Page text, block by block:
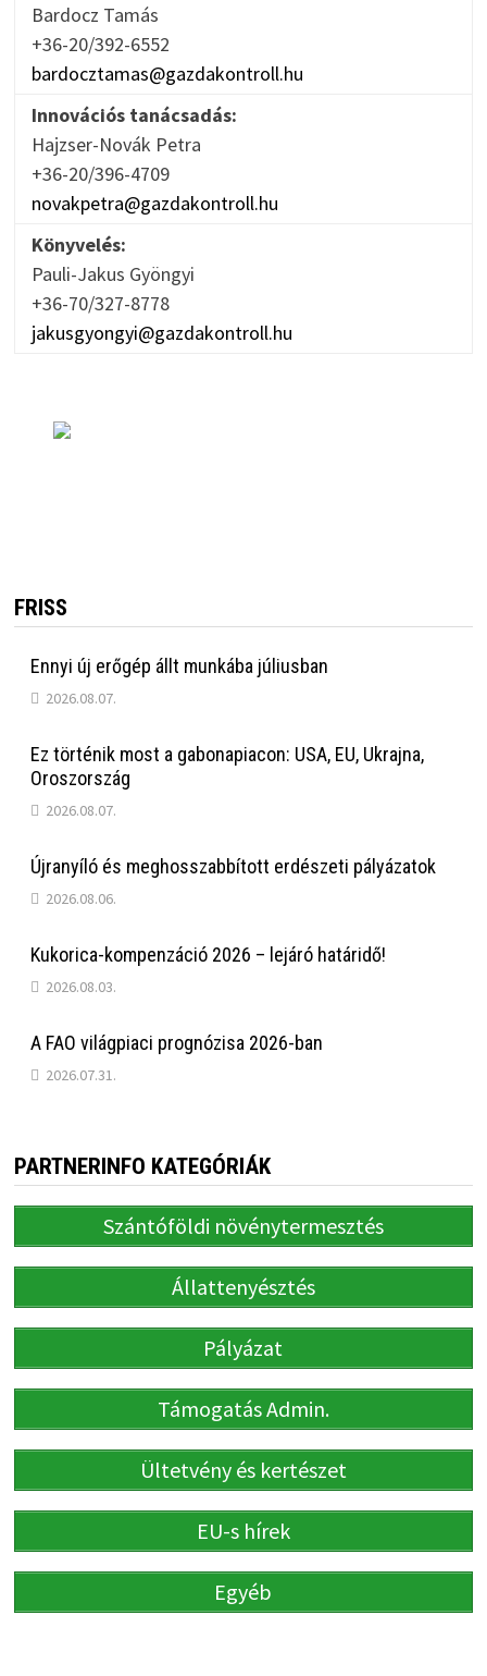
Bardocz Tamás
+36-20/392-6552
bardocztamas@gazdakontroll.hu
Innovációs tanácsadás:
Hajzser-Novák Petra
+36-20/396-4709
novakpetra@gazdakontroll.hu
Könyvelés:
Pauli-Jakus Gyöngyi
+36-70/327-8778
jakusgyongyi@gazdakontroll.hu
FRISS
Ennyi új erőgép állt munkába júliusban
2026.08.07.
Ez történik most a gabonapiacon: USA, EU, Ukrajna,
Oroszország
2026.08.07.
Újranyíló és meghosszabbított erdészeti pályázatok
2026.08.06.
Kukorica-kompenzáció 2026 – lejáró határidő!
2026.08.03.
A FAO világpiaci prognózisa 2026-ban
2026.07.31.
PARTNERINFO KATEGÓRIÁK
Szántóföldi növénytermesztés
Állattenyésztés
Pályázat
Támogatás Admin.
Ültetvény és kertészet
EU-s hírek
Egyéb